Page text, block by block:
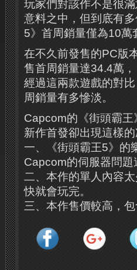
玩家們對該作不是很
意料之中，但到底有
5》首周銷量僅為10萬
在不久前發售的PC版
售首周銷量達34.4萬
經過這兩款遊戲的對
周銷量有多慘淡。
Capcom的《街頭霸
新作首發卻出現這樣
一、《街頭霸王5》的
Capcom的伺服器問
二、本作的單人內容
快就會玩完。
三、本作售價較高，